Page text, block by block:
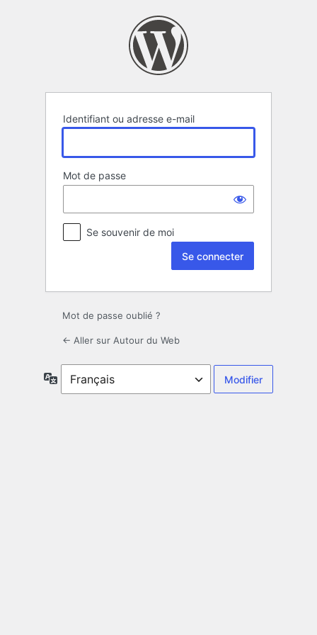
Identifiant ou adresse e-mail
Mot de passe
Se souvenir de moi
Mot de passe oublié ?
← Aller sur Autour du Web
Langue